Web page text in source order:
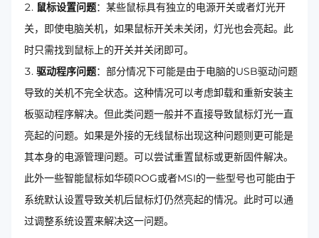
鼠标设置问题：某些鼠标具有独立的电源开关或者灯光开
关，即使电脑关机，如果鼠标开关未关闭，灯光也会亮起。此
时只需找到鼠标上的开关并关闭即可。
驱动程序问题：部分情况下可能是由于电脑的USB驱动问题
导致的关机不完全状态。这种情况可以考虑卸载和重新安装主
板驱动程序解决。但此类问题一般并不直接导致鼠标灯光一直
亮起的问题。如果是外接的无线鼠标出现这种问题则更可能是
其本身的电源管理问题。可以尝试重置鼠标或更新固件解决。
此外一些智能鼠标如华硕ROG或者MSI的一些型号也可能由于
系统默认设置导致关机后鼠标灯仍然亮起的情况。此时可以通
过调整系统设置来解决这一问题。